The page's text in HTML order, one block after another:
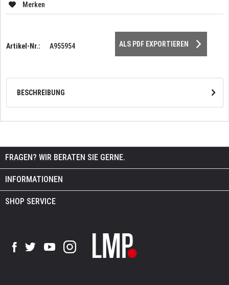
Merken
Artikel-Nr.: A955954 ALS PDF EXPORTIEREN
BESCHREIBUNG
FRAGEN? WIR BERATEN SIE GERNE.
INFORMATIONEN
SHOP SERVICE